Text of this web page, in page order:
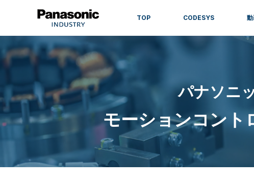
TOP CODESYS
パナソニ
モーションコント